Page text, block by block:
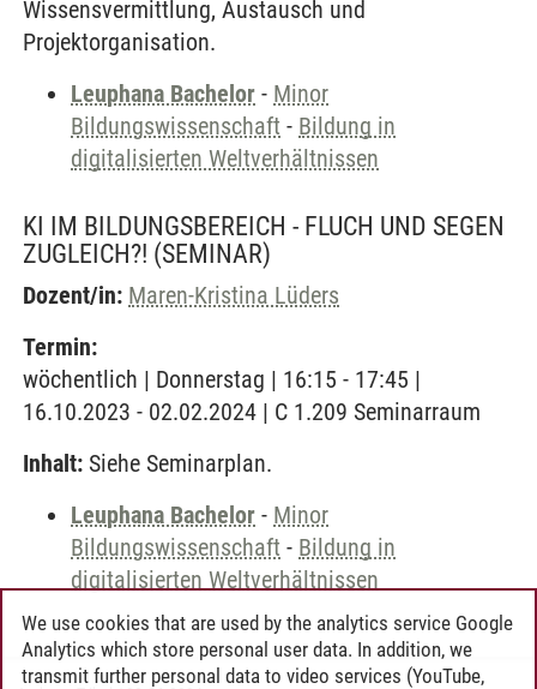
Wissensvermittlung, Austausch und
Projektorganisation.
Leuphana Bachelor - Minor
Bildungswissenschaft - Bildung in
digitalisierten Weltverhältnissen
KI IM BILDUNGSBEREICH - FLUCH UND SEGEN
ZUGLEICH?! (SEMINAR)
Dozent/in: Maren-Kristina Lüders
Termin:
wöchentlich | Donnerstag | 16:15 - 17:45 |
16.10.2023 - 02.02.2024 | C 1.209 Seminarraum
Inhalt: Siehe Seminarplan.
Leuphana Bachelor - Minor
Bildungswissenschaft - Bildung in
digitalisierten Weltverhältnissen
We use cookies that are used by the analytics service Google
Analytics which store personal user data. In addition, we
transmit further personal data to video services (YouTube,